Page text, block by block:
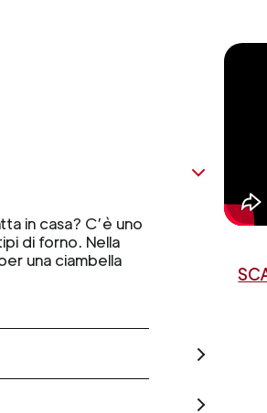
in casa? C’è uno
di forno. Nella
una ciambella